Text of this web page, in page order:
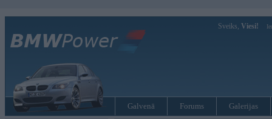
Sveiks, Viesi!
Galvenā Forums Galerijas